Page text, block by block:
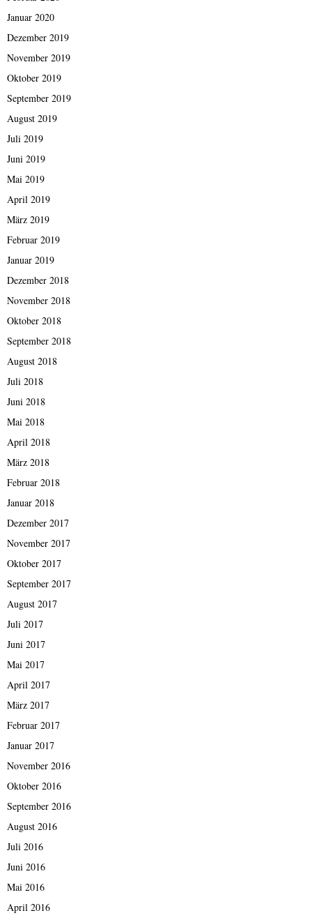
Januar 2020
Dezember 2019
November 2019
Oktober 2019
September 2019
August 2019
Juli 2019
Juni 2019
Mai 2019
April 2019
März 2019
Februar 2019
Januar 2019
Dezember 2018
November 2018
Oktober 2018
September 2018
August 2018
Juli 2018
Juni 2018
Mai 2018
April 2018
März 2018
Februar 2018
Januar 2018
Dezember 2017
November 2017
Oktober 2017
September 2017
August 2017
Juli 2017
Juni 2017
Mai 2017
April 2017
März 2017
Februar 2017
Januar 2017
November 2016
Oktober 2016
September 2016
August 2016
Juli 2016
Juni 2016
Mai 2016
April 2016